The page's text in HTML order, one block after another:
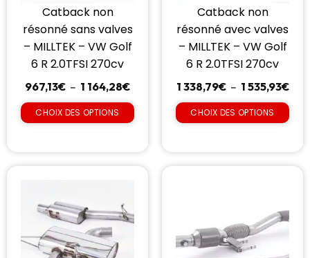
Catback non
résonné sans valves
– MILLTEK – VW Golf
6 R 2.0TFSI 270cv
967,13€ – 1 164,28€
CHOIX DES OPTIONS
Catback non
résonné avec valves
– MILLTEK – VW Golf
6 R 2.0TFSI 270cv
1 338,79€ – 1 535,93€
CHOIX DES OPTIONS